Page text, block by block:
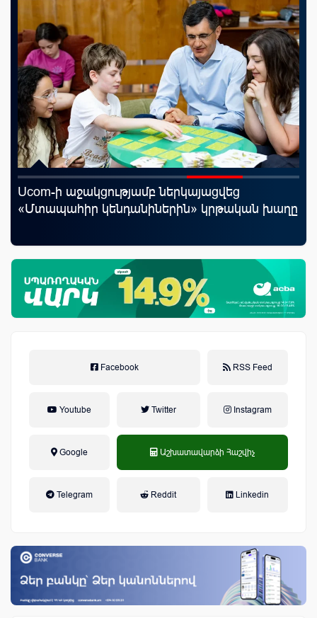
Ucom-ի աջակցությամբ ներկայացվեց
«Մտապահիր կենդանիներին» կրթական խաղը
Facebook RSS Feed
Youtube Twitter Instagram
Google Աշխատավարձի Հաշվիչ
Telegram Reddit Linkedin